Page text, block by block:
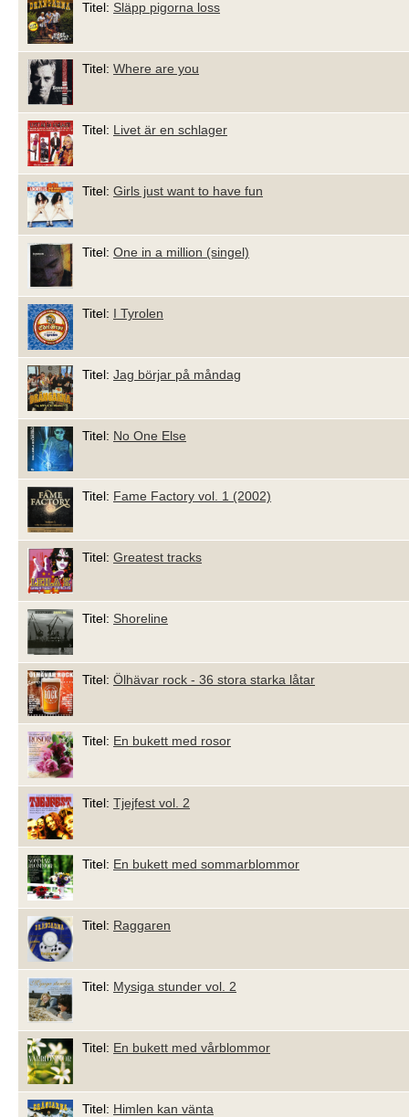
Titel: Släpp pigorna loss
Titel: Where are you
Titel: Livet är en schlager
Titel: Girls just want to have fun
Titel: One in a million (singel)
Titel: I Tyrolen
Titel: Jag börjar på måndag
Titel: No One Else
Titel: Fame Factory vol. 1 (2002)
Titel: Greatest tracks
Titel: Shoreline
Titel: Ölhävar rock - 36 stora starka låtar
Titel: En bukett med rosor
Titel: Tjejfest vol. 2
Titel: En bukett med sommarblommor
Titel: Raggaren
Titel: Mysiga stunder vol. 2
Titel: En bukett med vårblommor
Titel: Himlen kan vänta